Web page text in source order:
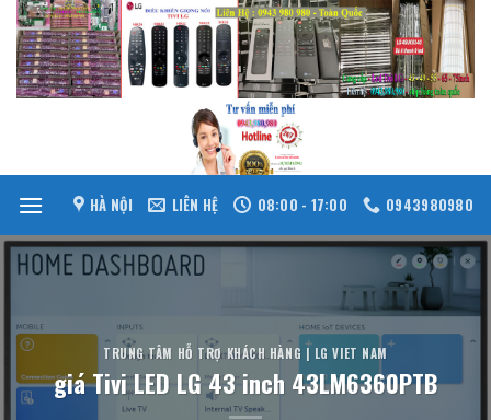
Skip
content
HÀ NỘI LIÊN HỆ 08:00 - 17:00 0943980980
TRUNG TÂM HỖ TRỢ KHÁCH HÀNG | LG VIET NAM
giá Tivi LED LG 43 inch 43LM6360PTB